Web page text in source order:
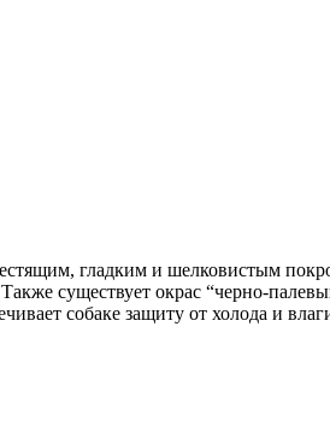
гладким и шелковистым
существует окрас “черно-
собаке защиту от холода и